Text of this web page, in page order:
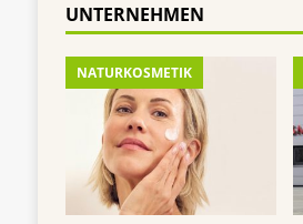
UNTERNEHMEN
NATURKOSMETIK